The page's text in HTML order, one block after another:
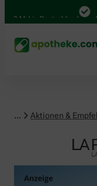
in Deutschland Online
... Aktionen &